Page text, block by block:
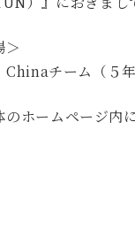
＞
チーム（５年
のホームページ内